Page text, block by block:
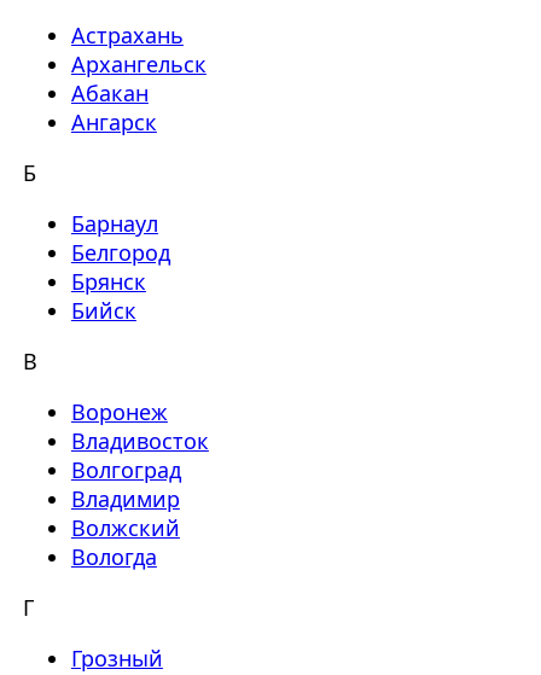
Астрахань
Архангельск
Абакан
Ангарск
Б
Барнаул
Белгород
Брянск
Бийск
В
Воронеж
Владивосток
Волгоград
Владимир
Волжский
Вологда
Г
Грозный